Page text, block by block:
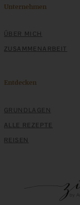
Mediterran
Unternehmen
ÜBER MICH
ZUSAMMENARBEIT
Entdecken
GRUNDLAGEN
ALLE REZEPTE
REISEN